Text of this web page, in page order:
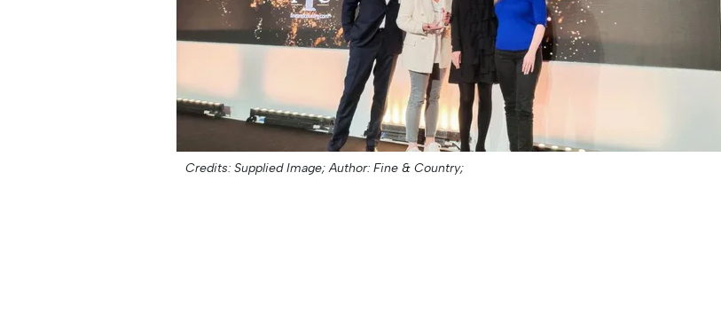
Credits: Supplied Image; Author: Fine & Country;